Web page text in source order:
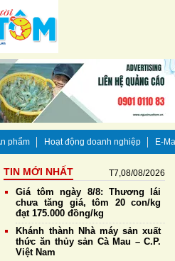
phẩm Hoạt động doanh nghiệp E-
TIN MỚI NHẤT T7,08/08/2026
Giá tôm ngày 8/8: Thương lái
chưa tăng giá, tôm 20 con/kg
đạt 175.000 đồng/kg
Khánh thành Nhà máy sản xuất
thức ăn thủy sản Cà Mau – C.P.
Việt Nam